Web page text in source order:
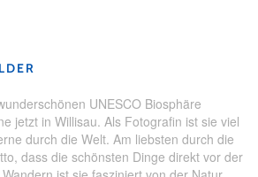
UNESCO Biosphäre
jetzt in Willisau. Als Fotografin ist sie viel
durch die Welt. Am liebsten durch die
dass die schönsten Dinge direkt vor der